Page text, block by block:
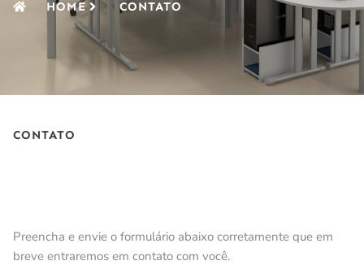
HOME CONTATO
CONTATO
Preencha e envie o formulário abaixo corretamente que em
breve entraremos em contato com você.